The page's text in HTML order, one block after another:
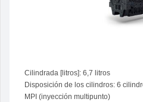
Cilindrada [litros]: 6,7 litros
Disposición de los cilindros: 6
MPI (inyección multipunto)